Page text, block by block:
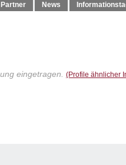
Partner News
eingetragen. (Profile ähnlicher